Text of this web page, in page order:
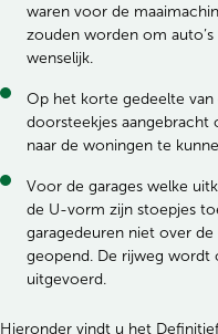
waren voor de
zouden worden om
wenselijk.
Op het korte gedeelte
doorsteekjes
naar de woningen te
Voor de garages welke
de U-vorm zijn stoepjes
garagedeuren niet over
geopend. De rijweg wordt
uitgevoerd.
Hieronder vindt u het